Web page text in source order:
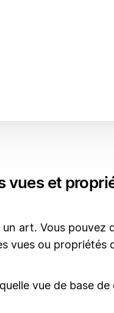
vues et
un art. Vous pouvez
vues ou propriétés
vue de base de